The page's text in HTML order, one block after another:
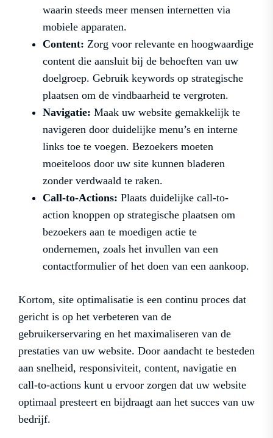
waarin steeds meer mensen internetten via
mobiele apparaten.
Content: Zorg voor relevante en hoogwaardige
content die aansluit bij de behoeften van uw
doelgroep. Gebruik keywords op strategische
plaatsen om de vindbaarheid te vergroten.
Navigatie: Maak uw website gemakkelijk te
navigeren door duidelijke menu’s en interne
links toe te voegen. Bezoekers moeten
moeiteloos door uw site kunnen bladeren
zonder verdwaald te raken.
Call-to-Actions: Plaats duidelijke call-to-
action knoppen op strategische plaatsen om
bezoekers aan te moedigen actie te
ondernemen, zoals het invullen van een
contactformulier of het doen van een aankoop.
Kortom, site optimalisatie is een continu proces dat
gericht is op het verbeteren van de
gebruikerservaring en het maximaliseren van de
prestaties van uw website. Door aandacht te besteden
aan snelheid, responsiviteit, content, navigatie en
call-to-actions kunt u ervoor zorgen dat uw website
optimaal presteert en bijdraagt aan het succes van uw
bedrijf.